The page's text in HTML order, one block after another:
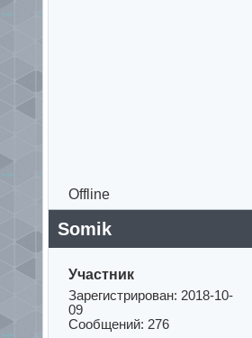
Offline
Somik
Участник
Зарегистрирован: 2018-10-
09
Сообщений: 276